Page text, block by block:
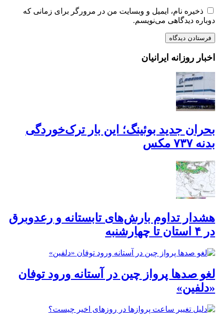
ذخیره نام، ایمیل و وبسایت من در مرورگر برای زمانی که
دوباره دیدگاهی می‌نویسم.
اخبار روزانه ایرانیان
بحران جدید بوئینگ؛ این بار ترک‌خوردگی
بدنه ۷۳۷ مکس
هشدار تداوم بارش‌های تابستانه و رعدوبرق
در ۴ استان تا چهارشنبه
لغو صدها پرواز چین در آستانه ورود توفان
«دلفین»